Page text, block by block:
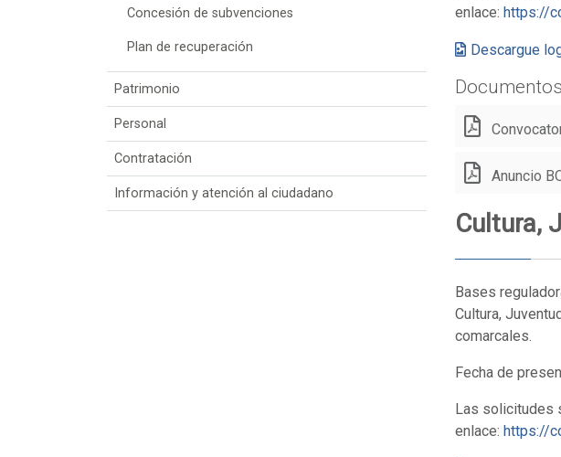
Concesión de subvenciones
Plan de recuperación
Patrimonio
Personal
Contratación
Información y atención al ciudadano
enlace: https://
Descargue
Documentos
Anuncio
Cultura,
Bases
Cultura,
comarcales.
Fecha de
Las solicitudes
enlace: https://